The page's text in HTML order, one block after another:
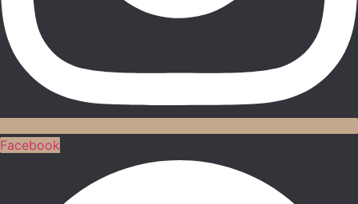
Facebook